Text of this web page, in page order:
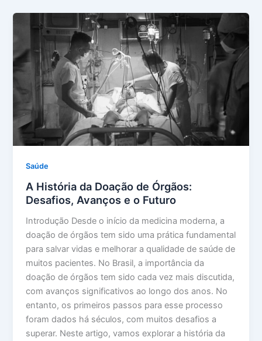
Saúde
A História da Doação de Órgãos:
Desafios, Avanços e o Futuro
Introdução Desde o início da medicina moderna, a
doação de órgãos tem sido uma prática fundamental
para salvar vidas e melhorar a qualidade de saúde de
muitos pacientes. No Brasil, a importância da
doação de órgãos tem sido cada vez mais discutida,
com avanços significativos ao longo dos anos. No
entanto, os primeiros passos para esse processo
foram dados há séculos, com muitos desafios a
superar. Neste artigo, vamos explorar a história da